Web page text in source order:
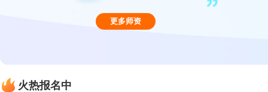
更多师资
火热报名中